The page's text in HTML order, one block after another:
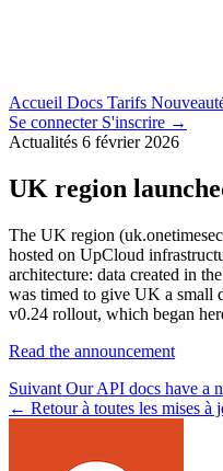
Accueil Docs Tarifs
Se connecter S'inscrire →
Actualités 6 février 2026
UK region
The UK region
hosted on UpCloud
architecture: data created in
was timed to give UK a small
v0.24 rollout, which began
Read the announcement
Suivant Our API docs have a
← Retour à toutes les mises à